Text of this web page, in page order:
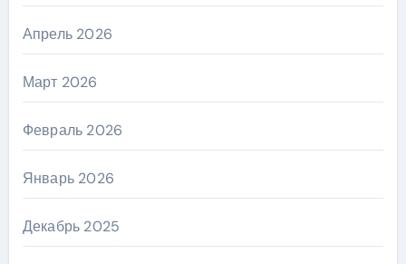
Апрель 2026
Март 2026
Февраль 2026
Январь 2026
Декабрь 2025